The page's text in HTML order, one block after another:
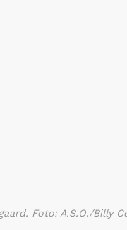
Foto: A.S.O./Billy